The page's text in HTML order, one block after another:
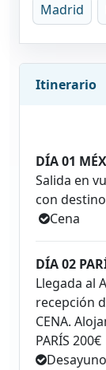
Madrid
Itinerario
DÍA 01
Salida en
con
Cena
DÍA 02
Llegada al
recepción
CENA.
PARÍS 200€
Desayuno